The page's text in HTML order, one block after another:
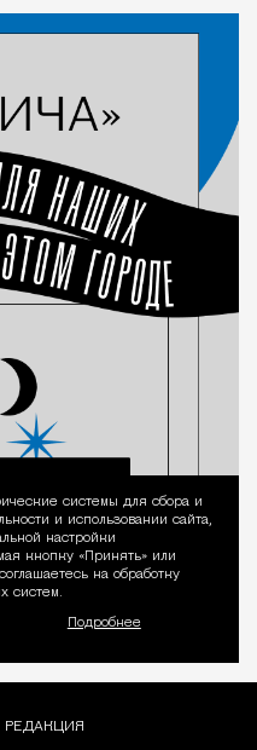
системы для сбора и
и использовании сайта,
настройки
кнопку «Принять» или
на обработку
систем.
Подробнее
РЕДАКЦИЯ